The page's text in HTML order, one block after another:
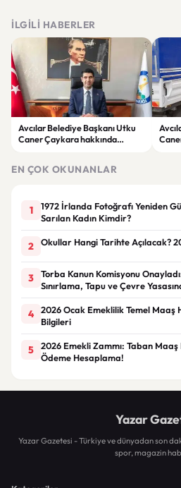
İLGILI HABERLER
Avcılar Belediye Başkanı Utku
Caner Çaykara hakkında
EN ÇOK OKUNANLAR
1
1972 İrlanda Fotoğrafı Yeniden
Sarılan Kadın Kimdir?
2 Okullar Hangi Tarihte Açılacak?
3
Torba Kanun Komisyonu
Sınırlama, Tapu ve Çevre
4
2026 Ocak Emeklilik Temel Maaş
Bilgileri
5
2026 Emekli Zammı: Taban
Ödeme Hesaplama!
Yazar
Yazar Gazetesi - Türkiye ve dünyadan son
spor, magazin